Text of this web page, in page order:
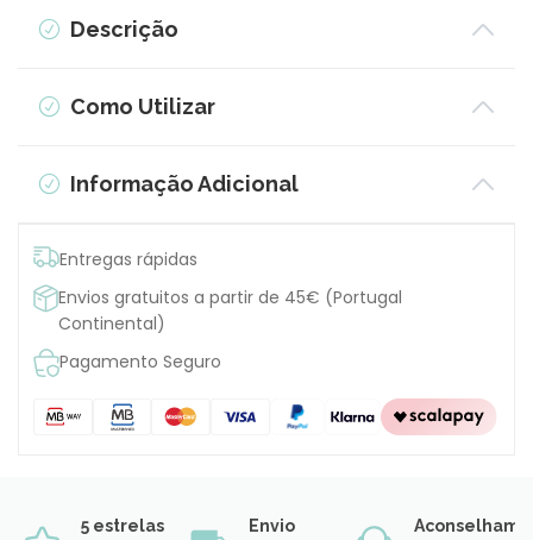
Descrição
Como Utilizar
Informação Adicional
Entregas rápidas
Envios gratuitos a partir de 45€ (Portugal
Continental)
Pagamento Seguro
5 estrelas
Envio